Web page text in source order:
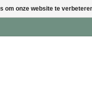
om onze website te